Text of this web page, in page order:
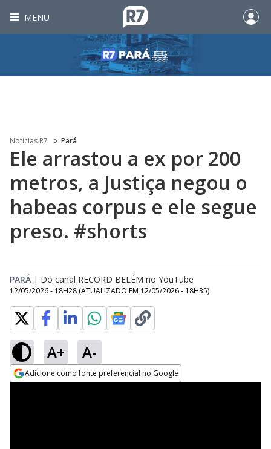
MENU
Noticias R7 Pará
Ele arrastou a ex por 200
metros, a Justiça negou o
habeas corpus e ele segue
preso. #shorts
PARÁ | Do canal RECORD BELÉM no YouTube
12/05/2026 - 18H28 (ATUALIZADO EM 12/05/2026 - 18H35)
A+ A-
Adicione como fonte preferencial no Google